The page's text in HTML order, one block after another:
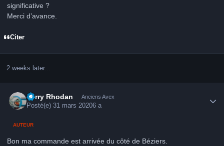
significative ?
Merci d’avance.
Citer
2 weeks later...
Perry Rhodan Anciens Avex
Posté(e)31 mars 20206 a
AUTEUR
Bon ma commande est arrivée du côté de Béziers.